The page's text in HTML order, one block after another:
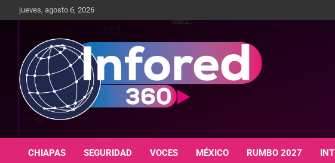
jueves, agosto 6, 2026
infored360.mx
CHIAPAS SEGURIDAD VOCES MÉXICO RUMBO 2027